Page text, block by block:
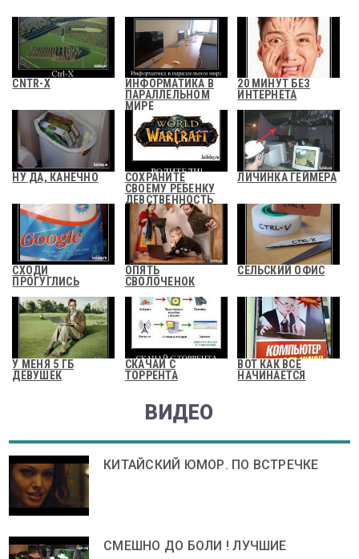
CNTR-X
ИНФОРМАТИКА В
ПАРАЛЛЕЛЬНОМ
МИРЕ
20 МИНУТ БЕЗ
ИНТЕРНЕТА
НУ ДА, КАНЕЧНО
СОХРАНИТЕ
СВОЕМУ РЕБЕНКУ
ДЕВСТВЕННОСТЬ
ЛИЧИНКА ГЕЙМЕРА
СХОДИ
ПРОГУГЛИСЬ
ОПЯТЬ
СВОЛОЧЕНОК
СЕЛЬСКИЙ ОФИС
У МЕНЯ 5 ГБ
ДЕВУШЕК
СКАЧАЙ С
ТОРРЕНТА
ВОТ КАК ВСЕ
НАЧИНАЕТСЯ
ВИДЕО
КИТАЙСКИЙ ЮМОР. ПО ВСТРЕЧКЕ
СМЕШНО ДО БОЛИ ! ЛУЧШИЕ